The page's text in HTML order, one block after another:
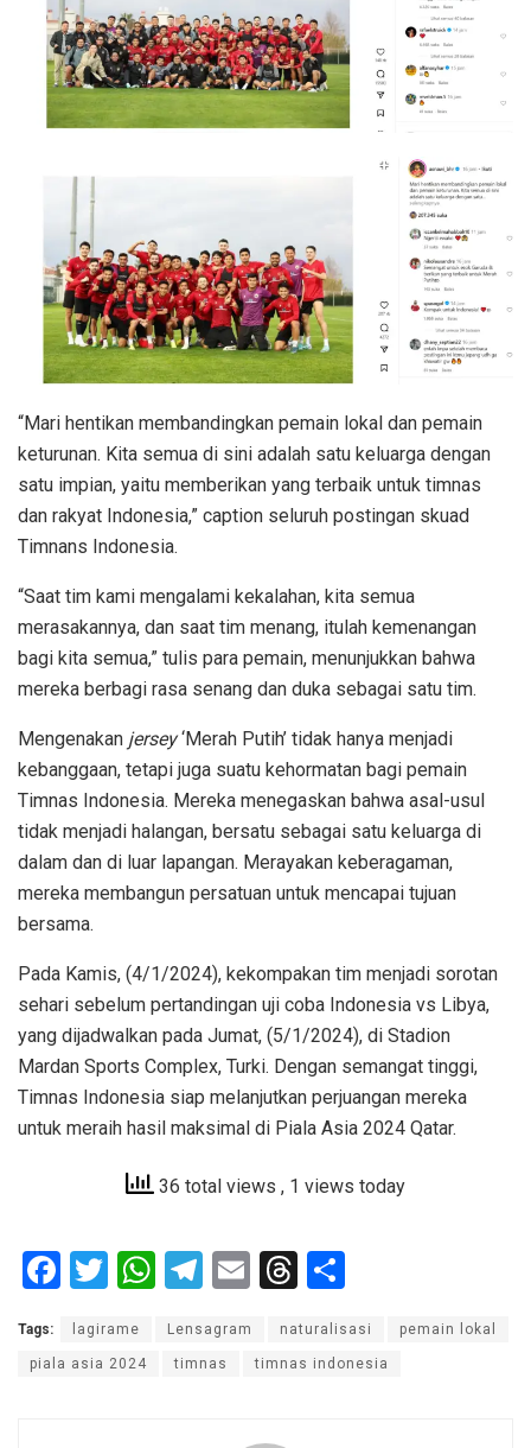
“Mari hentikan membandingkan pemain lokal dan pemain
keturunan. Kita semua di sini adalah satu keluarga dengan
satu impian, yaitu memberikan yang terbaik untuk timnas
dan rakyat Indonesia,” caption seluruh postingan skuad
Timnans Indonesia.
“Saat tim kami mengalami kekalahan, kita semua
merasakannya, dan saat tim menang, itulah kemenangan
bagi kita semua,” tulis para pemain, menunjukkan bahwa
mereka berbagi rasa senang dan duka sebagai satu tim.
Mengenakan jersey‘Merah Putih’ tidak hanya menjadi
kebanggaan, tetapi juga suatu kehormatan bagi pemain
Timnas Indonesia. Mereka menegaskan bahwa asal-usul
tidak menjadi halangan, bersatu sebagai satu keluarga di
dalam dan di luar lapangan. Merayakan keberagaman,
mereka membangun persatuan untuk mencapai tujuan
bersama.
Pada Kamis, (4/1/2024), kekompakan tim menjadi sorotan
sehari sebelum pertandingan uji coba Indonesia vs Libya,
yang dijadwalkan pada Jumat, (5/1/2024), di Stadion
Mardan Sports Complex, Turki. Dengan semangat tinggi,
Timnas Indonesia siap melanjutkan perjuangan mereka
untuk meraih hasil maksimal di Piala Asia 2024 Qatar.
36 total views , 1 views today
F
ce
b
T
tt
er
W
at
T
e
gr
E
ail
T
e
a
ar
e
Tags: lagirame Lensagram naturalisasi pemain lokal
piala asia 2024 timnas timnas indonesia